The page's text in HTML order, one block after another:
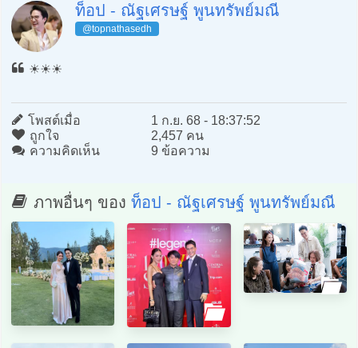
ท็อป - ณัฐเศรษฐ์ พูนทรัพย์มณี
@topnathasedh
☀️☀️☀️
โพสต์เมื่อ
1 ก.ย. 68 - 18:37:52
ถูกใจ
2,457 คน
ความคิดเห็น
9 ข้อความ
ภาพอื่นๆ ของ ท็อป - ณัฐเศรษฐ์ พูนทรัพย์มณี